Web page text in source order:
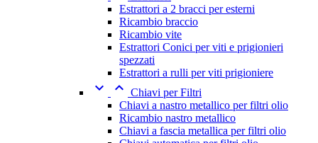
Estrattori a 2 bracci per esterni
Ricambio braccio
Ricambio vite
Estrattori Conici per viti e prigionieri
spezzati
Estrattori a rulli per viti prigioniere
  Chiavi per Filtri
Chiavi a nastro metallico per filtri olio
Ricambio nastro metallico
Chiavi a fascia metallica per filtri olio